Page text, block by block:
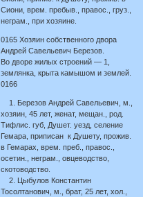
Сиони, врем. пребыв., правос., груз.,
неграм., при хозяине.
0165 Хозяин собственного двора
Андрей Савельевич Березов.
Во дворе жилых строений — 1,
землянка, крыта камышом и землей.
0166
1. Березов Андрей Савельевич, м.,
хозяин, 45 лет, женат, мещан., род.
Тифлис. губ, Душет. уезд, селение
Гемара, приписан к Душету, прожив.
в Гемарах, врем. преб., правос.,
осетин., неграм., овцеводство,
скотоводство.
2. Цыбулов Константин
Тосолтанович, м., брат, 25 лет, хол.,